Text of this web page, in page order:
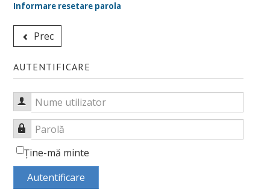
Calitatea procesului educațional
Conducere
Secretariat și administrativ
Hotărâri CF_FSSU
Centru Universitar pentru Acces, Diversitate și Incluziune
DEPARTAMENTE
Informare resetare parola
Prec
AUTENTIFICARE
Nume utilizator
Parolă
Ţine-mă minte
Autentificare